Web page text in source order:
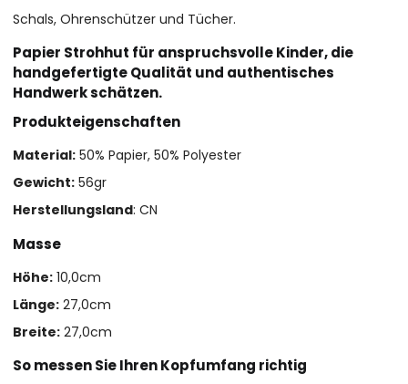
Schals, Ohrenschützer und Tücher.
Papier Strohhut für anspruchsvolle Kinder, die
handgefertigte Qualität und authentisches
Handwerk schätzen.
Produkteigenschaften
Material: 50% Papier, 50% Polyester
Gewicht: 56gr
Herstellungsland: CN
Masse
Höhe: 10,0cm
Länge: 27,0cm
Breite: 27,0cm
So messen Sie Ihren Kopfumfang richtig